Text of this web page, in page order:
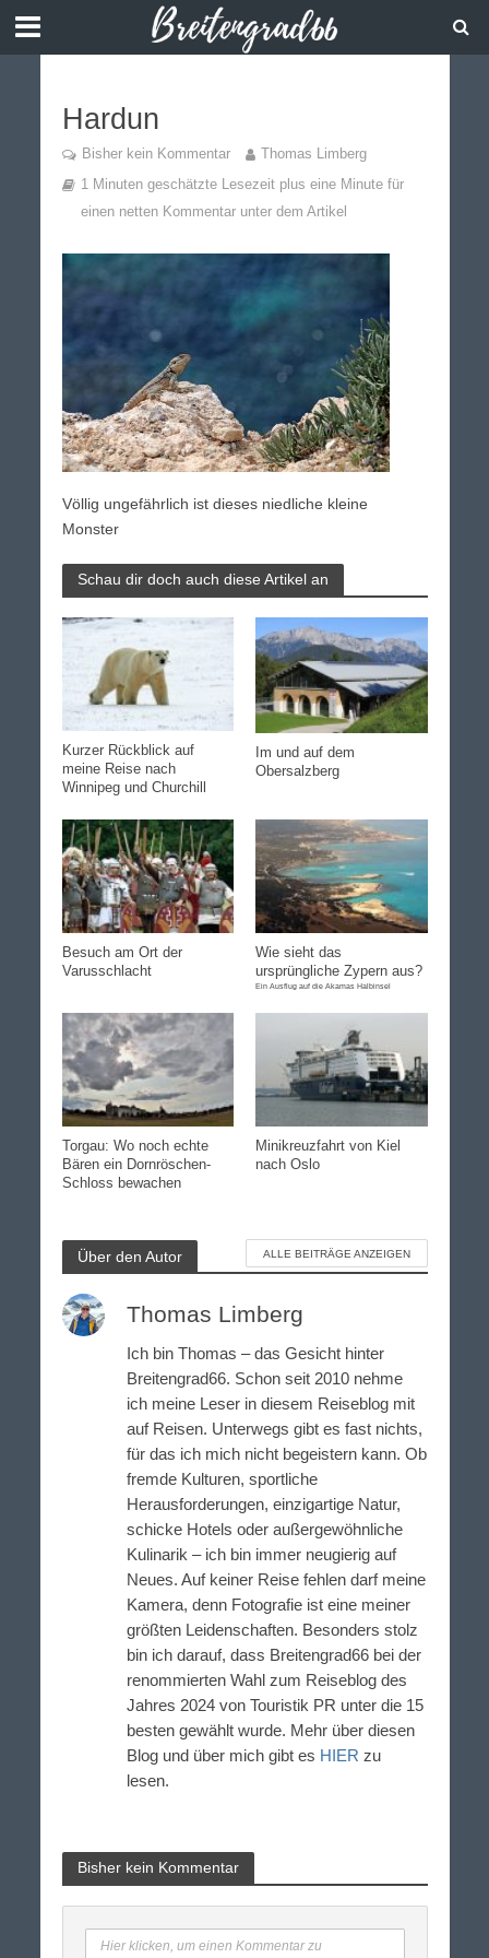
Hardun
Bisher kein Kommentar
Thomas Limberg
1 Minuten geschätzte Lesezeit plus eine Minute für
einen netten Kommentar unter dem Artikel
Völlig ungefährlich ist dieses niedliche kleine
Monster
Schau dir doch auch diese Artikel an
Kurzer Rückblick auf
meine Reise nach
Winnipeg und Churchill
Im und auf dem
Obersalzberg
Besuch am Ort der
Varusschlacht
Wie sieht das
ursprüngliche Zypern aus?
Ein Ausflug auf die Akamas Halbinsel
Torgau: Wo noch echte
Bären ein Dornröschen-
Schloss bewachen
Minikreuzfahrt von Kiel
nach Oslo
Über den Autor ALLE BEITRÄGE ANZEIGEN
Thomas Limberg
Ich bin Thomas – das Gesicht hinter
Breitengrad66. Schon seit 2010 nehme
ich meine Leser in diesem Reiseblog mit
auf Reisen. Unterwegs gibt es fast nichts,
für das ich mich nicht begeistern kann. Ob
fremde Kulturen, sportliche
Herausforderungen, einzigartige Natur,
schicke Hotels oder außergewöhnliche
Kulinarik – ich bin immer neugierig auf
Neues. Auf keiner Reise fehlen darf meine
Kamera, denn Fotografie ist eine meiner
größten Leidenschaften. Besonders stolz
bin ich darauf, dass Breitengrad66 bei der
renommierten Wahl zum Reiseblog des
Jahres 2024 von Touristik PR unter die 15
besten gewählt wurde. Mehr über diesen
Blog und über mich gibt es HIER zu
lesen.
Bisher kein Kommentar
Hier klicken, um einen Kommentar zu